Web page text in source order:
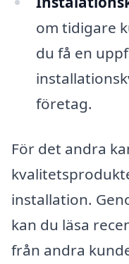
om tidigare
du få en
företag.
För det andra
installation.
kan du läsa
från andra